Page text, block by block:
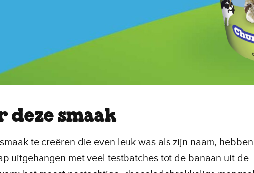
deze smaak
te creëren die even leuk was als zijn naam, hebben
uitgehangen met veel testbatches tot de banaan uit de